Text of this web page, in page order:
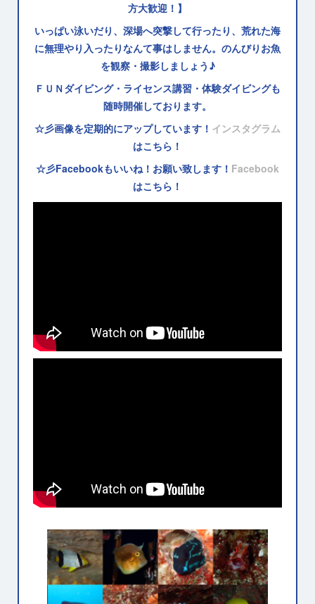
方大歓迎！】
いっぱい泳いだり、深場へ突撃して行ったり、荒れた海
に無理やり入ったりなんて事はしません。のんびりお魚
を観察・撮影しましょう♪
ＦＵＮダイビング・ライセンス講習・体験ダイビングも
随時開催しております。
☆彡画像を定期的にアップしています！ インスタグラム
はこちら！
☆彡Facebookもいいね！お願い致します！ Facebook
はこちら！